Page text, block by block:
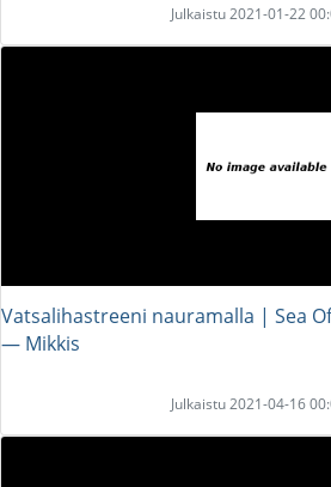
Julkaistu 2021-01-22
Vatsalihastreeni nauramalla | Sea
― Mikkis
Julkaistu 2021-04-16